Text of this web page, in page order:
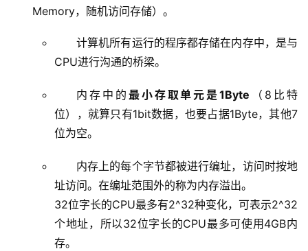
Memory，随机访问存储）。
计算机所有运行的程序都存储在内存中，是与
CPU进行沟通的桥梁。
内存中的 最小存取单元是1Byte （8比特
位），就算只有1bit数据，也要占据1Byte，其他7
位为空。
内存上的每个字节都被进行编址，访问时按地
址访问。在编址范围外的称为内存溢出。
32位字长的CPU最多有2^32种变化，可表示2^32
个地址，所以32位字长的CPU最多可使用4GB内
存。